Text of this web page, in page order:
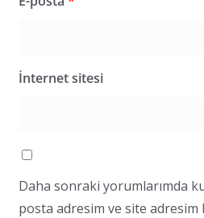
İnternet sitesi
Daha sonraki yorumlarımda
posta adresim ve site adresim